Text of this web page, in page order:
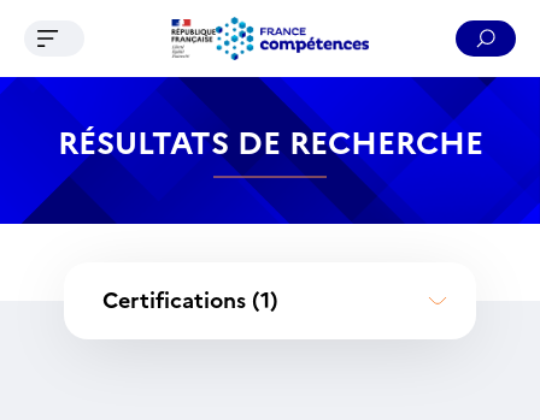
Contenu Recherche Menu Pied de page
Ouvrir le menu de navigation
RÉSULTATS DE RECHERCHE
Certifications (1)